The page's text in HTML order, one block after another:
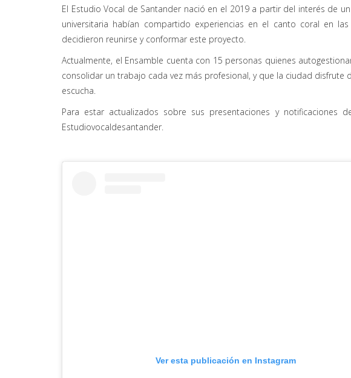
El Estudio Vocal de Santander nació en el 2019 a partir del interés de
universitaria habían compartido experiencias en el canto coral en
decidieron reunirse y conformar este proyecto.
Actualmente, el Ensamble cuenta con 15 personas quienes
consolidar un trabajo cada vez más profesional, y que la ciudad
escucha.
Para estar actualizados sobre sus presentaciones y notificaciones
Estudiovocaldesantander.
Ver esta publicación en Instagram